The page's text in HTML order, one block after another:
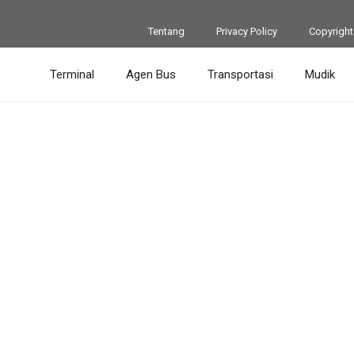
Tentang Privacy Policy Copyright
Terminal Agen Bus Transportasi Mudik